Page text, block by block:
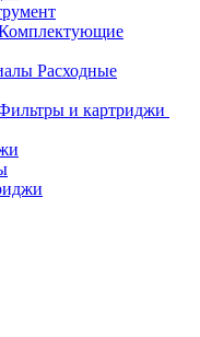
Расходные
и картриджи